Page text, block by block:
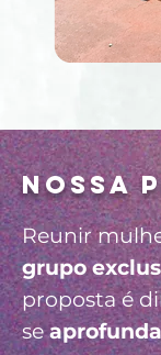
nossa
Reunir
grupo
proposta é
se